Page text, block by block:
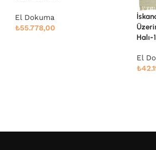
İskandinav Bej Çizgili Pamuk
Üzerine Yün El Dokuma
El
₺